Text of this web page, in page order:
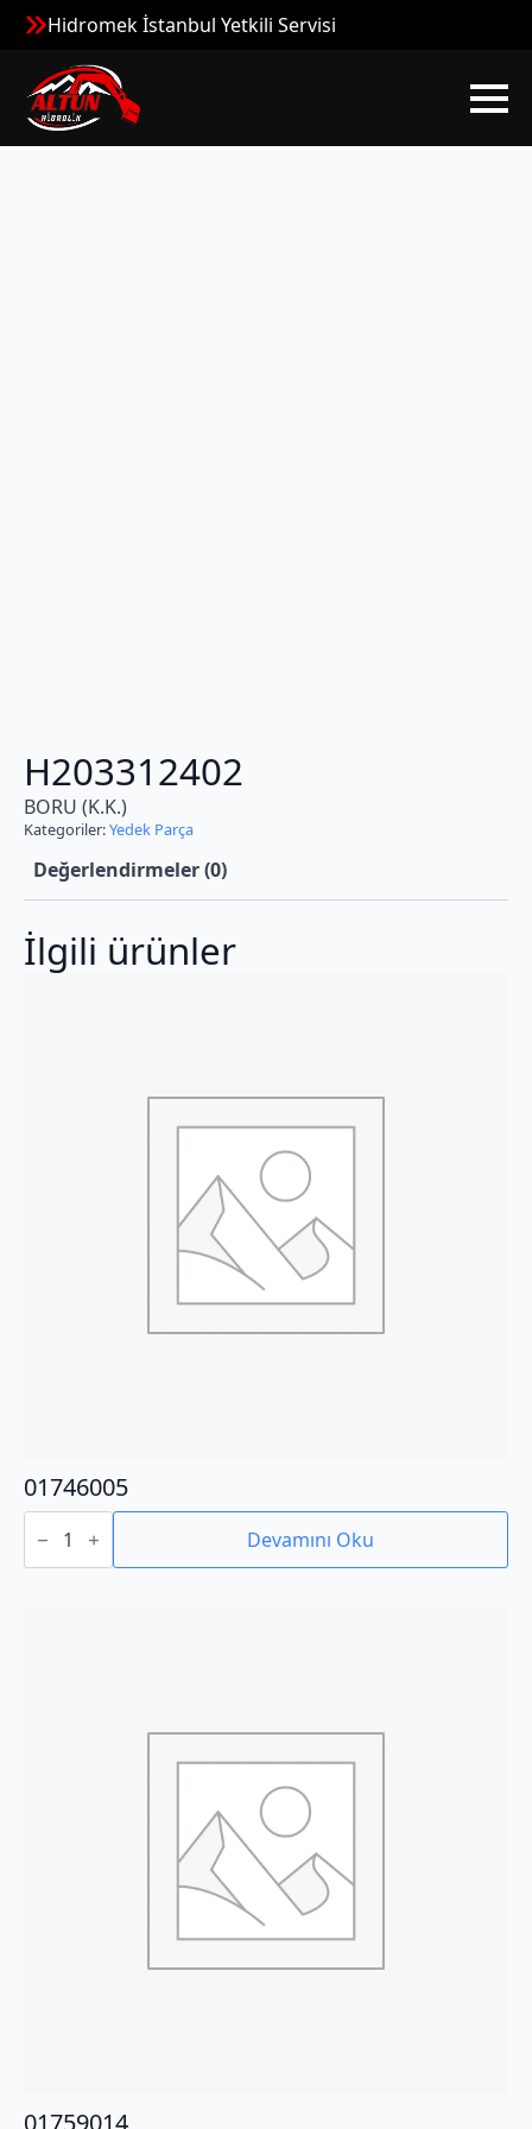
Hidromek İstanbul Yetkili Servisi
H203312402
BORU (K.K.)
Kategoriler:Yedek Parça
Değerlendirmeler (0)
İlgili ürünler
01746005
01746005
adet Devamını Oku
01759014